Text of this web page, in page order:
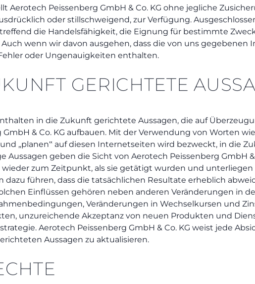
Aerotech Peissenberg GmbH & Co. KG ohne jegliche
oder stillschweigend, zur Verfügung.
die Handelsfähigkeit, die Eignung für bestimmte
wenn wir davon ausgehen, dass die von uns gegebenen
oder Ungenauigkeiten enthalten.
GERICHTETE
in die Zukunft gerichtete Aussagen, die auf
& Co. KG aufbauen. Mit der Verwendung von Worten wie
„planen‟ auf diesen Internetseiten wird bezweckt, in die
Aussagen geben die Sicht von Aerotech Peissenberg GmbH
zum Zeitpunkt, als sie getätigt wurden und
dazu führen, dass die tatsächlichen Resultate erheblich
Einflüssen gehören neben anderen Veränderungen in
Veränderungen in Wechselkursen und
unzureichende Akzeptanz von neuen Produkten und
Aerotech Peissenberg GmbH & Co. KG weist jede
Aussagen zu aktualisieren.